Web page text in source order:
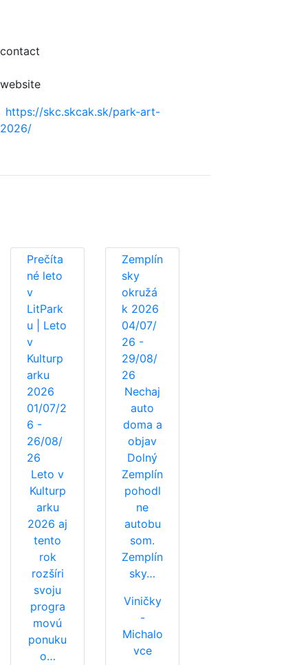
contact
website
https://skc.skcak.sk/park-art-
2026/
Prečíta
né leto
v
LitPark
u | Leto
v
Kulturp
arku
2026
01/07/2
6 -
26/08/
26
Leto v
Kulturp
arku
2026 aj
tento
rok
rozšíri
svoju
progra
movú
ponuku
o…
Zemplín
sky
okružá
k 2026
04/07/
26 -
29/08/
26
Nechaj
auto
doma a
objav
Dolný
Zemplín
pohodl
ne
autobu
som.
Zemplín
sky…
Viničky
-
Michalo
vce